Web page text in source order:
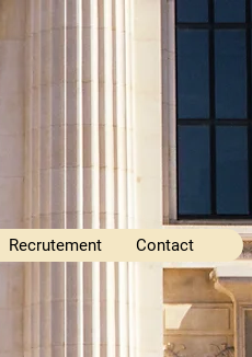
Recrutement Contact